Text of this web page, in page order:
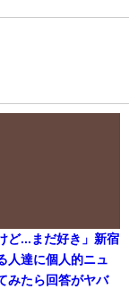
ど...まだ好き」新宿
人達に個人的ニュ
みたら回答がヤバ